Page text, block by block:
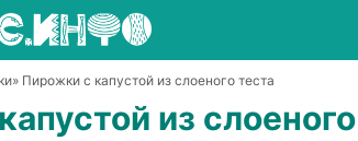
» Пирожки с капустой из слоеного теста
из